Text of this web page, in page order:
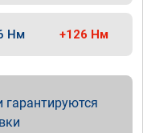
Нм +126 Нм